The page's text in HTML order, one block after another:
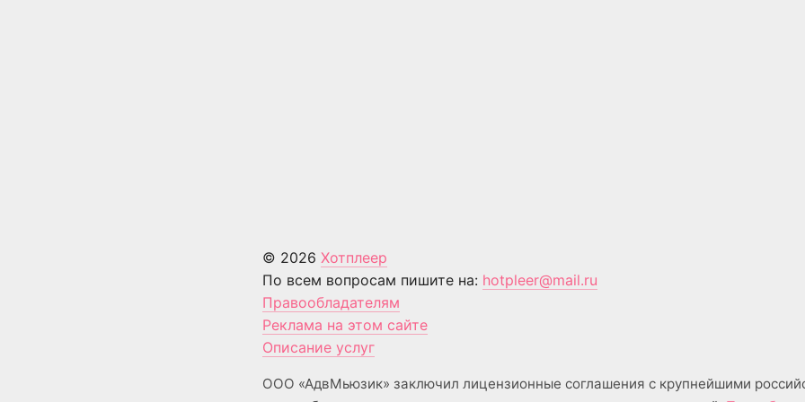
© 2026 Хотплеер
По всем вопросам пишите на: hotpleer@mail.ru
Правообладателям
Реклама на этом сайте
Описание услуг
ООО «АдвМьюзик» заключил лицензионные соглашения с крупнейшими